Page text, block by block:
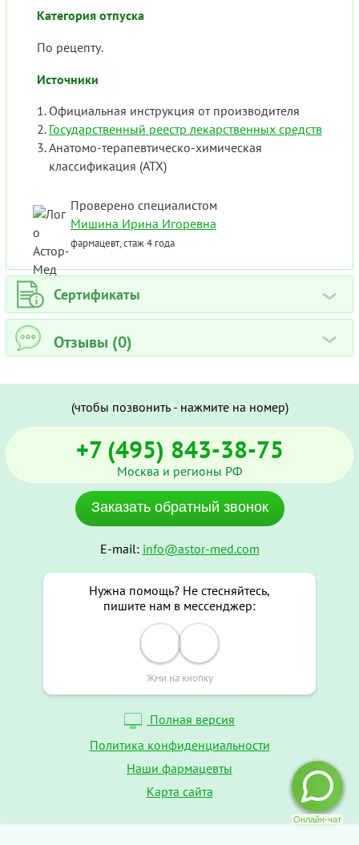
Категория отпуска
По рецепту.
Источники
Официальная инструкция от производителя
Государственный реестр лекарственных средств
Анатомо-терапевтическо-химическая
классификация (ATX)
Проверено специалистом
Мишина Ирина Игоревна
фармацевт, стаж 4 года
Сертификаты ›
Отзывы (0) ›
(чтобы позвонить - нажмите на номер)
+7 (495) 843-38-75
Москва и регионы РФ
Заказать обратный звонок
E-mail: info@astor-med.com
Нужна помощь? Не стесняйтесь,
пишите нам в мессенджер:
Жми на кнопку
Полная версия
Политика конфиденциальности
Наши фармацевты
Карта сайта